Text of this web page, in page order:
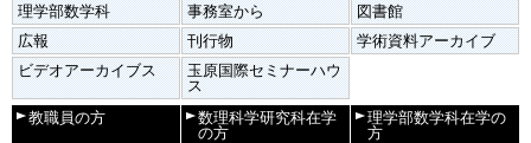
理学部数学科 事務室から
図書館
広報
刊行物
学術資料アーカイブ
ビデオアーカイブス
玉原国際セミナーハウ
ス
教職員の方
数理科学研究科在学
の方
理学部数学科在学の
方